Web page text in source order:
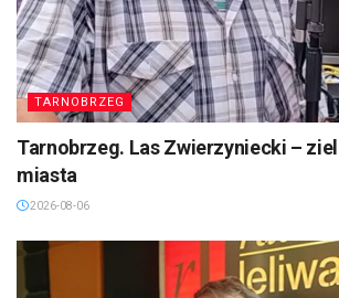
TARNOBRZEG
Tarnobrzeg. Las Zwierzyniecki –
miasta
2026-08-06